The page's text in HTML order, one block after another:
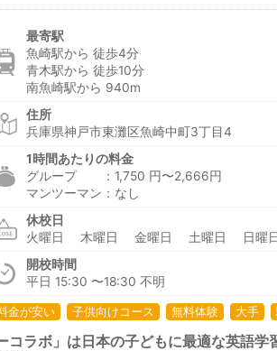
最寄駅
魚崎駅から 徒歩4分
青木駅から 徒歩10分
南魚崎駅から 940m
住所
兵庫県神戸市東灘区魚崎中町3丁目4
1時間あたりの料金
グループ ：1,750 円〜2,666円
マンツーマン：なし
休校日
火曜日 木曜日 金曜日 土曜日 日曜
開校時間
平日 15:30 〜18:30 不明
金が安い 子供向けコース 無料体験 大手
ラボ」は日本の子どもに最適な英語学